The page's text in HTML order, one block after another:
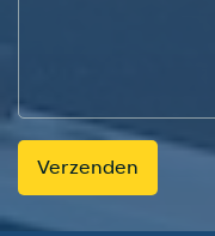
Verzenden